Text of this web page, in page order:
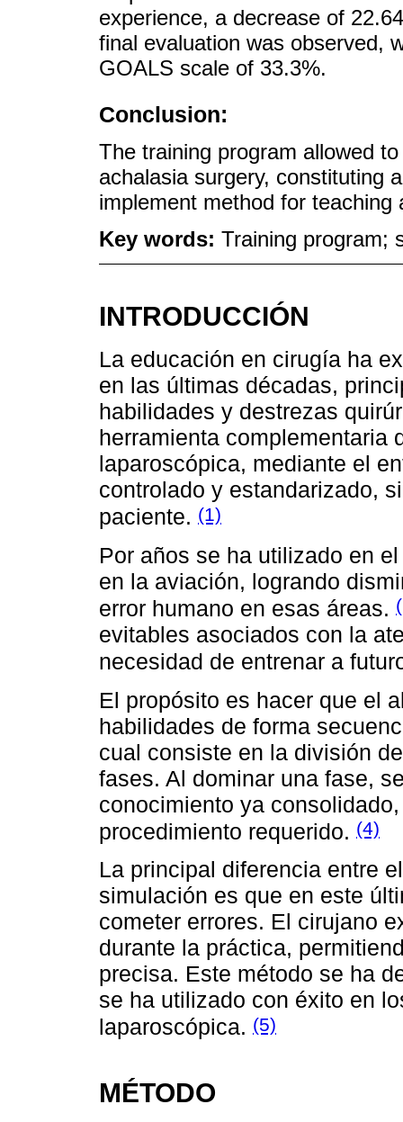
experience, a decrease of
final evaluation was observed,
GOALS scale of 33.3%.
Conclusion:
The training program allowed
achalasia surgery, constituting
implement method for
Key words: Training program;
INTRODUCCIÓN
La educación en cirugía ha
en las últimas décadas,
habilidades y destrezas
herramienta complementaria
laparoscópica, mediante el
controlado y estandarizado,
paciente. (1)
Por años se ha utilizado en
en la aviación, logrando
error humano en esas áreas.
evitables asociados con la
necesidad de entrenar a
El propósito es hacer que el
habilidades de forma
cual consiste en la división
fases. Al dominar una fase,
conocimiento ya
procedimiento requerido. (4)
La principal diferencia entre
simulación es que en este
cometer errores. El cirujano
durante la práctica,
precisa. Este método se ha
se ha utilizado con éxito en
laparoscópica. (5)
MÉTODO